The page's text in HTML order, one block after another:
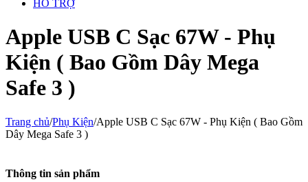
HỖ TRỢ
Apple USB C Sạc 67W - Phụ
Kiện ( Bao Gồm Dây Mega
Safe 3 )
Trang chủ/Phụ Kiện/Apple USB C Sạc 67W - Phụ Kiện ( Bao Gồm
Dây Mega Safe 3 )
Thông tin sản phẩm